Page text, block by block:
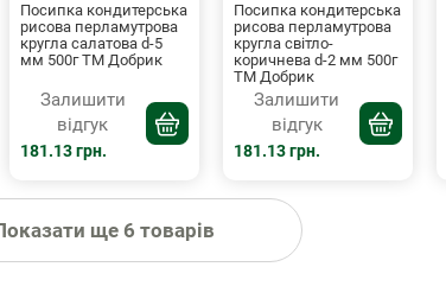
Посипка кондитерська
рисова перламутрова
кругла салатова d-5
мм 500г ТМ Добрик
Залишити
відгук
181.13 грн.
Посипка кондитерська
рисова перламутрова
кругла світло-
коричнева d-2 мм 500г
ТМ Добрик
Залишити
відгук
181.13 грн.
ще 6 товарів